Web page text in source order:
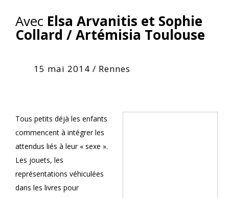
Avec Elsa Arvanitis et Sophie
Collard / Artémisia Toulouse
15 mai 2014 / Rennes
Tous petits déjà les enfants
commencent à intégrer les
attendus liés à leur « sexe ».
Les jouets, les
représentations véhiculées
dans les livres pour